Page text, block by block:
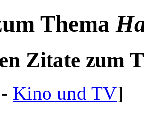
Thema
Zitate zum
- Kino und TV]